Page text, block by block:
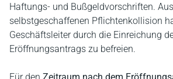
Haftungs- und Bußgeldvorschriften.
selbstgeschaffenen Pflichtenkollision
Geschäftsleiter durch die Einreichung
Eröffnungsantrags zu befreien.